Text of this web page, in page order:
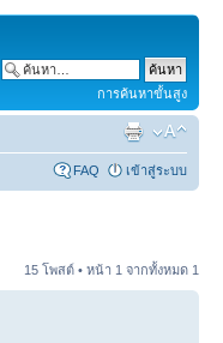
การค้นหาขั้นสูง
FAQ เข้าสู่ระบบ
15 โพสต์ • หน้า 1 จากทั้งหมด 1